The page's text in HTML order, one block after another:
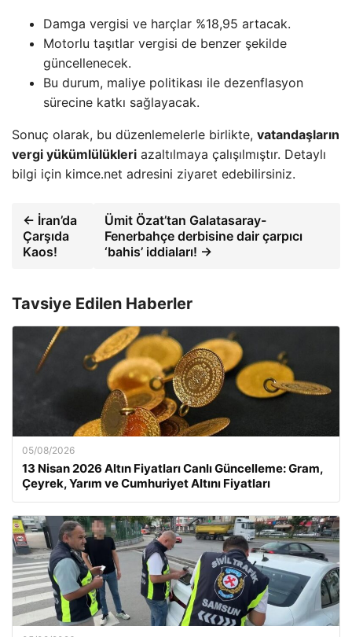
Damga vergisi ve harçlar %18,95 artacak.
Motorlu taşıtlar vergisi de benzer şekilde
güncellenecek.
Bu durum, maliye politikası ile dezenflasyon
sürecine katkı sağlayacak.
Sonuç olarak, bu düzenlemelerle birlikte, vatandaşların
vergi yükümlülükleri azaltılmaya çalışılmıştır. Detaylı
bilgi için kimce.net adresini ziyaret edebilirsiniz.
← İran’da
Çarşıda
Kaos!
Ümit Özat’tan Galatasaray-
Fenerbahçe derbisine dair çarpıcı
‘bahis’ iddiaları! →
Tavsiye Edilen Haberler
05/08/2026
13 Nisan 2026 Altın Fiyatları Canlı Güncelleme: Gram,
Çeyrek, Yarım ve Cumhuriyet Altını Fiyatları